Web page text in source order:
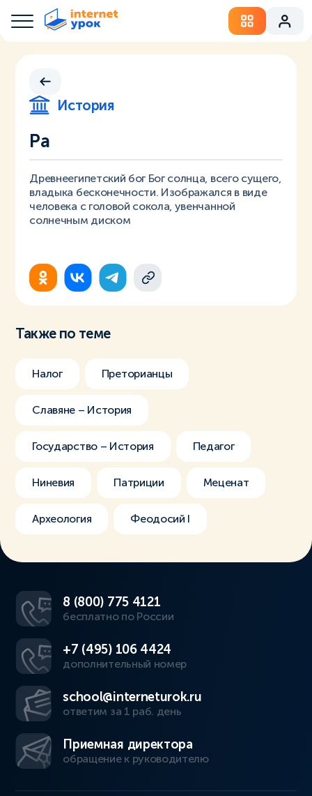
История
Ра
Древнеегипетский бог Бог солнца, всего сущего,
владыка бесконечности. Изображался в виде
человека с головой сокола, увенчанной
солнечным диском
Также по теме
Налог Преторианцы
Славяне – История
Государство – История Педагог
Ниневия Патриции Меценат
Археология Феодосий I
8 (800) 775 4121
бесплатно по России
+7 (495) 106 4424
дополнительный номер
school@interneturok.ru
ответим за 1 раб. день
Приемная директора
обращение к руководителю